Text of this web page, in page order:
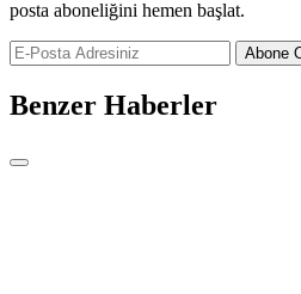
posta aboneliğini hemen başlat.
Abone
Benzer Haberler